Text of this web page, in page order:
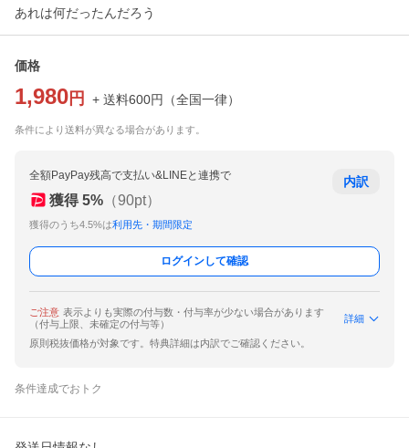
あれは何だったんだろう
価格
1,980 円 + 送料600円 （全国一律）
条件により送料が異なる場合があります。
全額PayPay残高で支払い&LINEと連携で
獲得 5% （90pt）
獲得のうち4.5%は利用先・期間限定
内訳
ログインして確認
ご注意 表示よりも実際の付与数・付与率が少ない場合があります
（付与上限、未確定の付与等）
詳細
原則税抜価格が対象です。特典詳細は内訳でご確認ください。
条件達成でおトク